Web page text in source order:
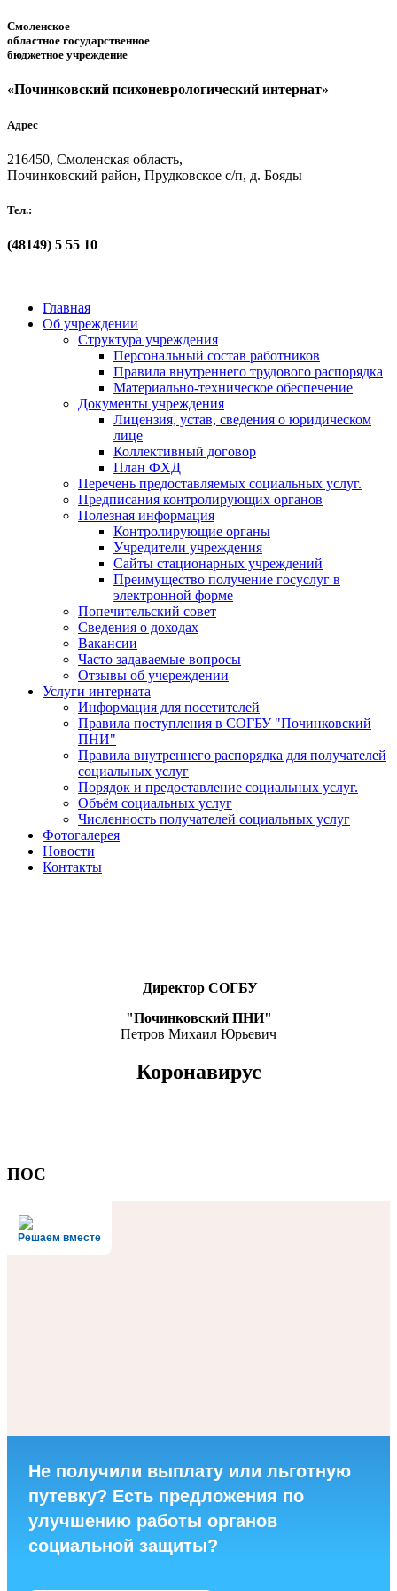
Смоленское
областное государственное
бюджетное учреждение
«Починковский психоневрологический интернат»
Адрес
216450, Смоленская область,
Починковский район, Прудковское с/п, д. Бояды
Тел.:
(48149) 5 55 10
Главная
Об учреждении
Структура учреждения
Персональный состав работников
Правила внутреннего трудового распорядка
Материально-техническое обеспечение
Документы учреждения
Лицензия, устав, сведения о юридическом
лице
Коллективный договор
План ФХД
Перечень предоставляемых социальных услуг.
Предписания контролирующих органов
Полезная информация
Контролирующие органы
Учредители учреждения
Сайты стационарных учреждений
Преимущество получение госуслуг в
электронной форме
Попечительский совет
Сведения о доходах
Вакансии
Часто задаваемые вопросы
Отзывы об учереждении
Услуги интерната
Информация для посетителей
Правила поступления в СОГБУ "Починковский
ПНИ"
Правила внутреннего распорядка для получателей
социальных услуг
Порядок и предоставление социальных услуг.
Объём социальных услуг
Численность получателей социальных услуг
Фотогалерея
Новости
Контакты
Директор СОГБУ
"Починковский ПНИ"
Петров Михаил Юрьевич
Коронавирус
ПОС
Решаем вместе
Не получили выплату или льготную
путевку? Есть предложения по
улучшению работы органов
социальной защиты?